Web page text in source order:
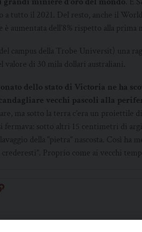
a tutto il 2021. Del resto, anche il
aumentata dell’8% rispetto alla prima
campus della Trobe Universit) una
valore di 30 mila dollari australiani.
dello stato di Victoria ne ha
vecchi pascoli alla
ma sotto la terra c’era un proiettile
fermava: sotto altri 15 centimetri di
della “pietra” nascosta. Così ha
Proprio come ai vecchi